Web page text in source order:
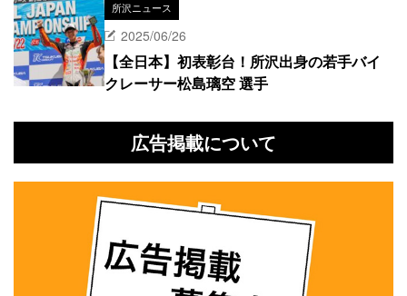
所沢ニュース
2025/06/26
【全日本】初表彰台！所沢出身の若手バイ
クレーサー松島璃空 選手
広告掲載について